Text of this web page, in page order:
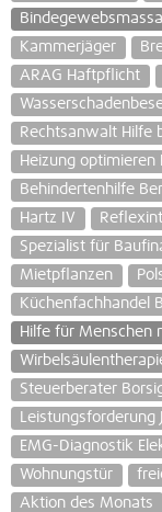
Kammerjäger
ARAG Haftpflicht
Rechtsanwalt Hilfe
Heizung optimieren
Behindertenhilfe
Hartz IV
Spezialist für
Mietpflanzen
Küchenfachhandel
Hilfe für Menschen
Steuerberater
Leistungsforderung
EMG-Diagnostik
Wohnungstür
Aktion des Monats